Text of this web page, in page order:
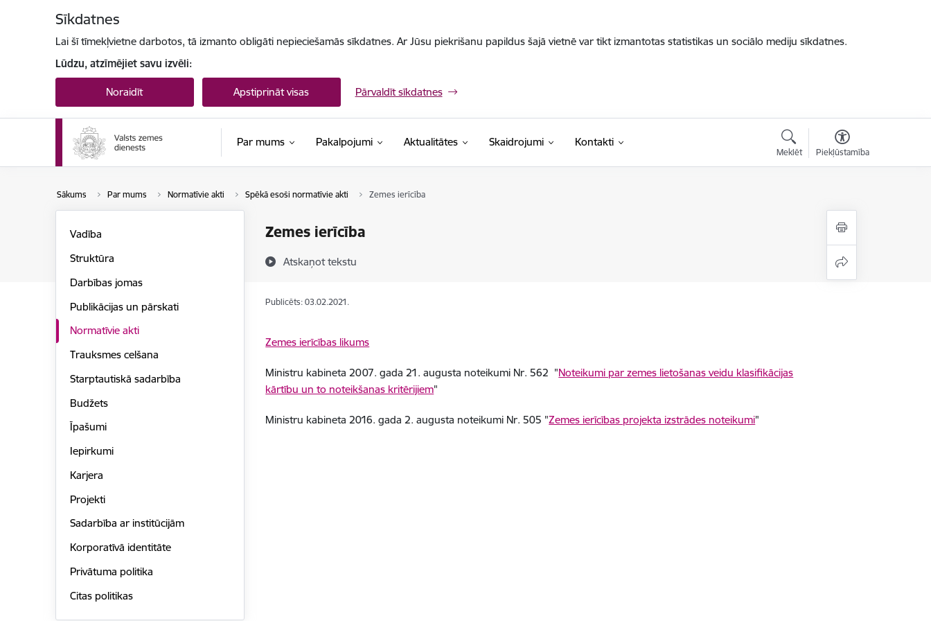
Sīkdatnes
Lai šī tīmekļvietne darbotos, tā izmanto obligāti nepieciešamās sīkdatnes. Ar Jūsu piekrišanu papildus šajā vietnē var tikt izmantotas statistikas un sociālo mediju sīkdatnes.
Lūdzu, atzīmējiet savu izvēli:
Noraidīt Apstiprināt visas Pārvaldīt sīkdatnes
Par mums Pakalpojumi Aktualitātes Skaidrojumi Kontakti
Meklēt Piekļūstamība
Sākums Par mums Normatīvie akti Spēkā esoši normatīvie akti Zemes ierīcība
Zemes ierīcība
Atskaņot tekstu
Vadība
Struktūra
Darbības jomas
Publikācijas un pārskati
Normatīvie akti
Trauksmes celšana
Starptautiskā sadarbība
Budžets
Īpašumi
Iepirkumi
Karjera
Projekti
Sadarbība ar institūcijām
Korporatīvā identitāte
Privātuma politika
Citas politikas
Publicēts: 03.02.2021.
Zemes ierīcības likums
Ministru kabineta 2007. gada 21. augusta noteikumi Nr. 562 "Noteikumi par zemes lietošanas veidu klasifikācijas
kārtību un to noteikšanas kritērijiem"
Ministru kabineta 2016. gada 2. augusta noteikumi Nr. 505 "Zemes ierīcības projekta izstrādes noteikumi"